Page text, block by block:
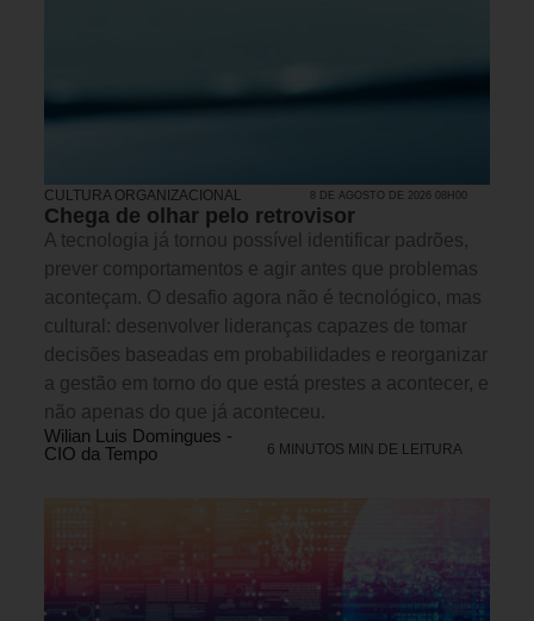
CULTURA ORGANIZACIONAL 8 DE AGOSTO DE 2026 08H00
Chega de olhar pelo retrovisor
A tecnologia já tornou possível identificar padrões,
prever comportamentos e agir antes que problemas
aconteçam. O desafio agora não é tecnológico, mas
cultural: desenvolver lideranças capazes de tomar
decisões baseadas em probabilidades e reorganizar
a gestão em torno do que está prestes a acontecer, e
não apenas do que já aconteceu.
Wilian Luis Domingues -
CIO da Tempo
6 MINUTOS MIN DE LEITURA